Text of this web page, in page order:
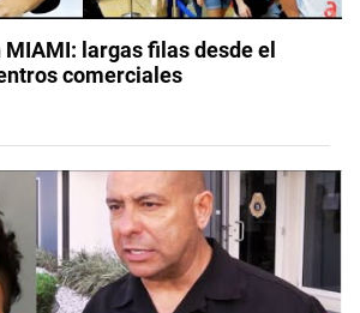
largas filas desde el
comerciales